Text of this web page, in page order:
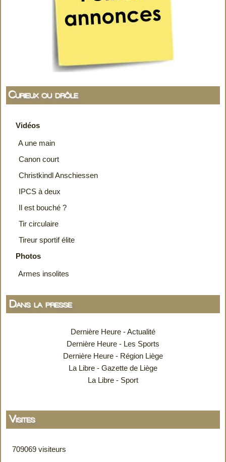
Curieux ou drôle
Vidéos
A une main
Canon court
Christkindl Anschiessen
IPCS à deux
Il est bouché ?
Tir circulaire
Tireur sportif élite
Photos
Armes insolites
Dans la presse
Dernière Heure - Actualité
Dernière Heure - Les Sports
Dernière Heure - Région Liège
La Libre - Gazette de Liège
La Libre - Sport
Visites
709069 visiteurs